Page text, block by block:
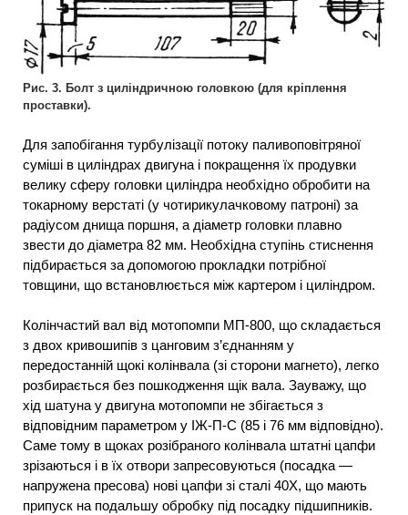
Рис. 3. Болт з циліндричною головкою (для кріплення
проставки).
Для запобігання турбулізації потоку паливоповітряної
суміші в циліндрах двигуна і покращення їх продувки
велику сферу головки циліндра необхідно обробити на
токарному верстаті (у чотирикулачковому патроні) за
радіусом днища поршня, а діаметр головки плавно
звести до діаметра 82 мм. Необхідна ступінь стиснення
підбирається за допомогою прокладки потрібної
товщини, що встановлюється між картером і циліндром.
Колінчастий вал від мотопомпи МП-800, що складається
з двох кривошипів з цанговим з’єднанням у
передостанній щокі колінвала (зі сторони магнето), легко
розбирається без пошкодження щік вала. Зауважу, що
хід шатуна у двигуна мотопомпи не збігається з
відповідним параметром у ІЖ-П-С (85 і 76 мм відповідно).
Саме тому в щоках розібраного колінвала штатні цапфи
зрізаються і в їх отвори запресовуються (посадка —
напружена пресова) нові цапфи зі сталі 40Х, що мають
припуск на подальшу обробку під посадку підшипників.